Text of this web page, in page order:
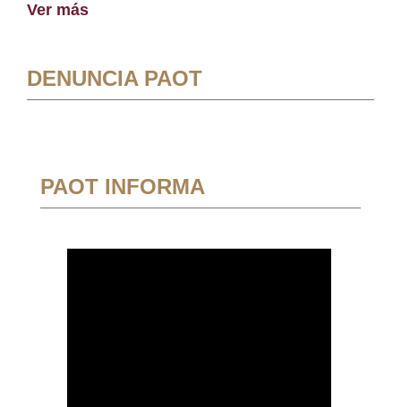
Ver más
DENUNCIA PAOT
PAOT INFORMA